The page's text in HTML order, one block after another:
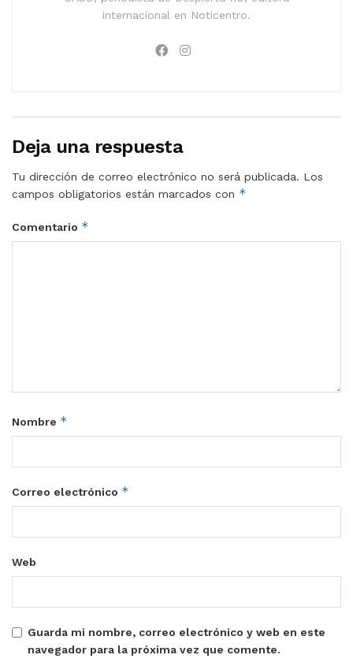
internacional en Noticentro.
Deja una respuesta
Tu dirección de correo electrónico no será publicada. Los
campos obligatorios están marcados con *
Comentario *
Nombre *
Correo electrónico *
Web
Guarda mi nombre, correo electrónico y web en este
navegador para la próxima vez que comente.